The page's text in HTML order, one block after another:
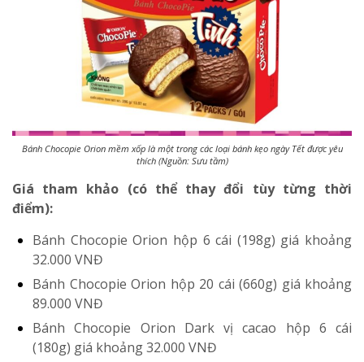
Bánh Chocopie Orion mềm xốp là một trong các loại bánh kẹo ngày Tết được yêu
thích (Nguồn: Sưu tầm)
Giá tham khảo (có thể thay đổi tùy từng thời
điểm):
Bánh Chocopie Orion hộp 6 cái (198g) giá khoảng
32.000 VNĐ
Bánh Chocopie Orion hộp 20 cái (660g) giá khoảng
89.000 VNĐ
Bánh Chocopie Orion Dark vị cacao hộp 6 cái
(180g) giá khoảng 32.000 VNĐ